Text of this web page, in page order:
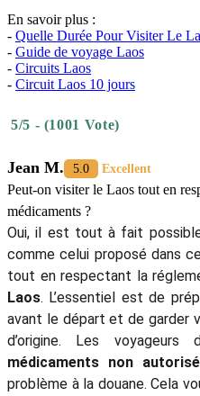
En savoir plus :
- Quelle Durée Pour Visiter Le
- Guide de voyage Laos
- Circuits Laos
- Circuit Laos 10 jours
5/5 - (1001 Vote)
Jean M. 5.0 Excellent
Peut-on visiter le Laos tout en
médicaments ?
Oui, il est tout à fait
comme celui proposé dans
tout en respectant la
Laos. L’essentiel est de
avant le départ et de garder
d’origine. Les
médicaments non
problème à la douane. Cela